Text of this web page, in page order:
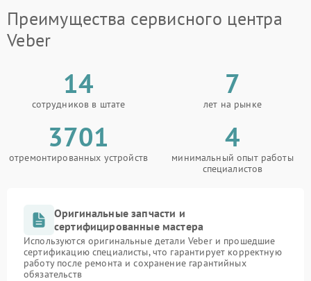
Преимущества сервисного центра
Veber
14
сотрудников в штате
7
лет на рынке
3701
отремонтированных устройств
4
минимальный опыт работы
специалистов
Оригинальные запчасти и
сертифицированные мастера
Используются оригинальные детали Veber и прошедшие
сертификацию специалисты, что гарантирует корректную
работу после ремонта и сохранение гарантийных
обязательств